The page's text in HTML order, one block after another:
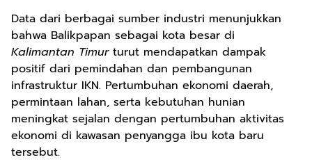
Data dari berbagai sumber industri menunjukkan
bahwa Balikpapan sebagai kota besar di
Kalimantan Timurturut mendapatkan dampak
positif dari pemindahan dan pembangunan
infrastruktur IKN. Pertumbuhan ekonomi daerah,
permintaan lahan, serta kebutuhan hunian
meningkat sejalan dengan pertumbuhan aktivitas
ekonomi di kawasan penyangga ibu kota baru
tersebut.